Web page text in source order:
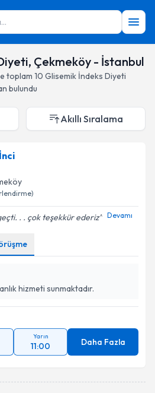
Çekmeköy - İstanbul
toplam 10 Glisemik İndeks Diyeti
bulundu
Akıllı Sıralama
. . çok teşekkür ederiz Devamı
hizmeti sunmaktadır.
Yarın
11:00 Daha Fazla